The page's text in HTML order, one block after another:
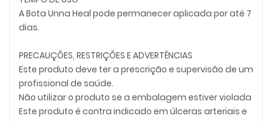
A Bota Unna Heal pode permanecer aplicada por até 7
dias.
PRECAUÇÕES, RESTRIÇÕES E ADVERTÊNCIAS
Este produto deve ter a prescrição e supervisão de um
profissional de saúde.
Não utilizar o produto se a embalagem estiver violada
Este produto é contra indicado em úlceras arteriais e